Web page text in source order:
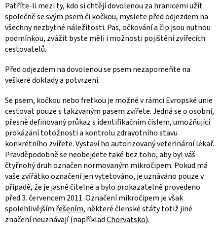
Patříte-li mezi ty, kdo si chtějí dovolenou za hranicemi užít
společně se svým psem či kočkou, myslete před odjezdem na
všechny nezbytné náležitosti. Pas, očkování a čip jsou nutnou
podmínkou, zvážit byste měli i možnosti pojištění zvířecích
cestovatelů.
Před odjezdem na dovolenou se psem nezapomeňte na
veškeré doklady a potvrzení.
Se psem, kočkou nebo fretkou je možné v rámci Evropské unie
cestovat pouze s takzvaným pasem zvířete. Jedná se o osobní,
přesně definovaný průkaz s identifikačním číslem, umožňující
prokázání totožnosti a kontrolu zdravotního stavu
konkrétního zvířete. Vystaví ho autorizovaný veterinární lékař.
Pravděpodobně se neobejdete také bez toho, aby byl váš
čtyřnohý druh označen normovaným mikročipem. Pokud má
vaše zvířátko označení jen vytetováno, je uznáváno pouze v
případě, že je jasně čitelné a bylo prokazatelně provedeno
před 3. červencem 2011. Označení mikročipem je však
spolehlivějším řešením, některé členské státy totiž jiné
značení neuznávají (napříkladChorvatsko).